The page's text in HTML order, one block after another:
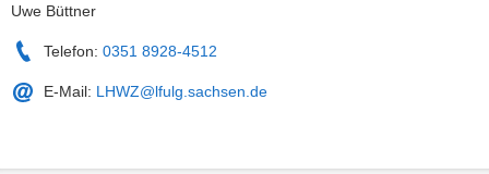
Uwe Büttner
Telefon: 0351 8928-4512
E-Mail: LHWZ@lfulg.sachsen.de